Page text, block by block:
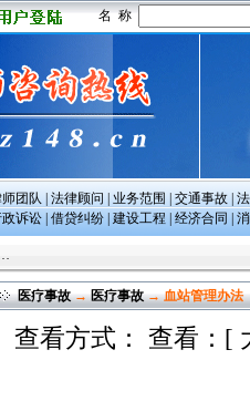
名 称
团队 法律顾问 业务范围 交通事故|
诉讼| 借贷纠纷| 建设工程 经济合同
医疗事故→医疗事故→ 血站管理办法
查看方式： 查看：[